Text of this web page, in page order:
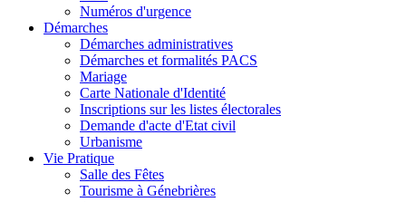
Numéros d'urgence
Démarches
Démarches administratives
Démarches et formalités PACS
Mariage
Carte Nationale d'Identité
Inscriptions sur les listes électorales
Demande d'acte d'Etat civil
Urbanisme
Vie Pratique
Salle des Fêtes
Tourisme à Génebrières